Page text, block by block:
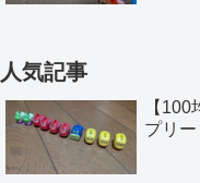
人気記事
【
プリー